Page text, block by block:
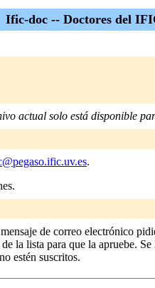
Ific-doc -- Doctores del
actual solo está disponible
.
de correo electrónico
la lista para que la apruebe.
estén suscritos.